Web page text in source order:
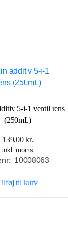
5-i-1 ventil rens
(250mL)
139,00 kr.
inkl. moms
10008063
til kurv